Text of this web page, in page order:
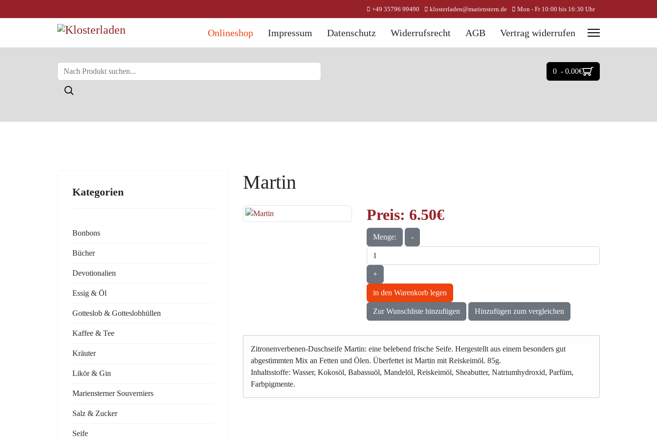
+49 35796 99490 klosterladen@marienstern.de Mon - Fr 10:00 bis 16:30 Uhr
Onlineshop Impressum Datenschutz Widerrufsrecht AGB Vertrag widerrufen
0 - 0.00‎€
Kategorien
Bonbons
Bücher
Devotionalien
Essig & Öl
Gotteslob & Gotteslobhüllen
Kaffee & Tee
Kräuter
Likör & Gin
Mariensterner Souverniers
Salz & Zucker
Seife
Martin
Preis: 6.50‎€
Menge: -
+
in den Warenkorb legen
Zur Wunschliste hinzufügen Hinzufügen zum vergleichen
Zitronenverbenen-Duschseife Martin: eine belebend frische Seife. Hergestellt aus einem besonders gut
abgestimmten Mix an Fetten und Ölen. Überfettet ist Martin mit Reiskeimöl. 85g.
Inhaltsstoffe: Wasser, Kokosöl, Babassuöl, Mandelöl, Reiskeimöl, Sheabutter, Natriumhydroxid, Parfüm,
Farbpigmente.